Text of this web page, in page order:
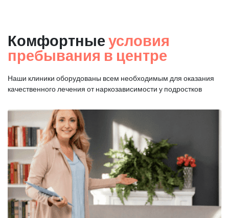
Комфортные условия
пребывания в центре
Наши клиники оборудованы всем необходимым для оказания
качественного лечения от наркозависимости у подростков